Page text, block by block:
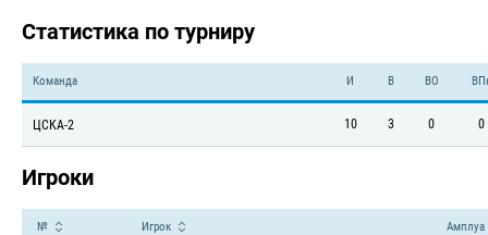
Статистика по турниру
Команда И В ВО
ЦСКА-2 10 3 0 0
Игроки
№ Игрок Амплуа